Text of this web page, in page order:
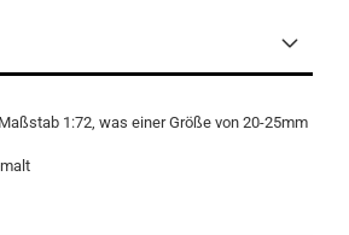
1:72, was einer Größe von 20-25mm